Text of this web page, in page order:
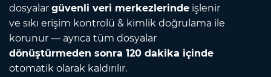
dosyalar güvenli veri merkezlerinde işlenir
ve sıkı erişim kontrolü & kimlik doğrulama ile
korunur — ayrıca tüm dosyalar
dönüştürmeden sonra 120 dakika içinde
otomatik olarak kaldırılır.